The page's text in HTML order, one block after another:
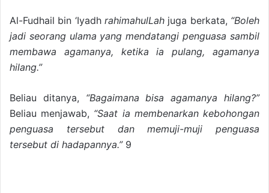
Al-Fudhail bin ‘Iyadh rahimahulLah juga berkata, “Boleh
jadi seorang ulama yang mendatangi penguasa sambil
membawa agamanya, ketika ia pulang, agamanya
hilang.”
Beliau ditanya, “Bagaimana bisa agamanya hilang?”
Beliau menjawab, “Saat ia membenarkan kebohongan
penguasa tersebut dan memuji-muji penguasa
tersebut di hadapannya.”9